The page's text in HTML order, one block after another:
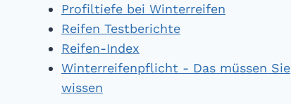
Profiltiefe bei Winterreifen
Reifen Testberichte
Reifen-Index
Winterreifenpflicht - Das müssen Sie
wissen